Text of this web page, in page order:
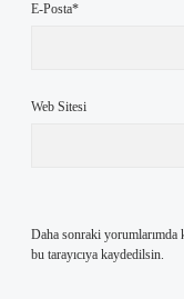
E-Posta*
Web Sitesi
Daha sonraki yorumlarımda
bu tarayıcıya kaydedilsin.